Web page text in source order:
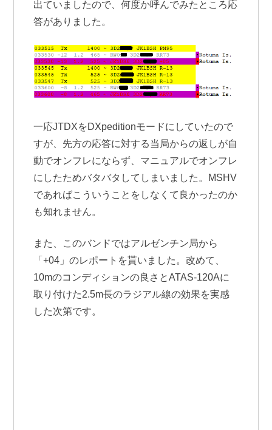
出ていましたので、何度か呼んでみたところ応
答がありました。
一応JTDXをDXpeditionモードにしていたので
すが、先方の応答に対する当局からの返しが自
動でオンフレにならず、マニュアルでオンフレ
にしたためバタバタしてしまいました。MSHV
であればこういうことをしなくて良かったのか
も知れません。
また、このバンドではアルゼンチン局から
「+04」のレポートを貰いました。改めて、
10mのコンディションの良さとATAS-120Aに
取り付けた2.5m長のラジアル線の効果を実感
した次第です。